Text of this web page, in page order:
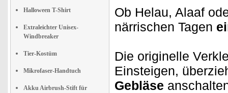
Halloween T-Shirt
Extraleichter Unisex-
Windbreaker
Tier-Kostüm
Mikrofaser-Handtuch
Akku Airbrush-Stift für
Ob Helau, Alaaf
närrischen Tagen
Die originelle
Einsteigen,
Gebläse